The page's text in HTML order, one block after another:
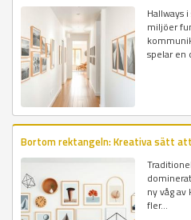
Hallways
miljöer
spelar en
Bortom rektangeln: Kreativa sätt
ny våg
fler...